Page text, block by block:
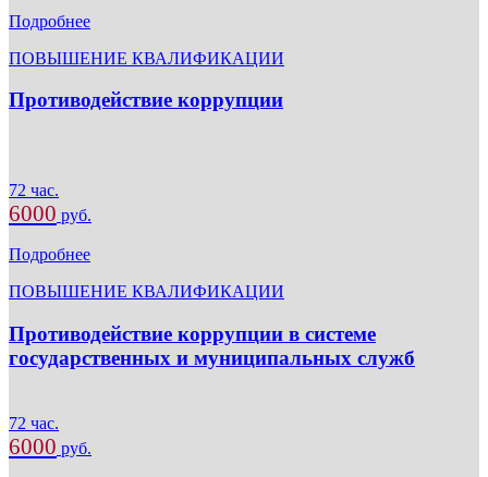
Подробнее
ПОВЫШЕНИЕ КВАЛИФИКАЦИИ
Противодействие коррупции
72 час.
6000 руб.
Подробнее
ПОВЫШЕНИЕ КВАЛИФИКАЦИИ
Противодействие коррупции в системе
государственных и муниципальных служб
72 час.
6000 руб.